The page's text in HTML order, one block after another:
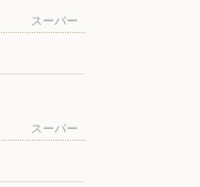
スーパー
スーパー